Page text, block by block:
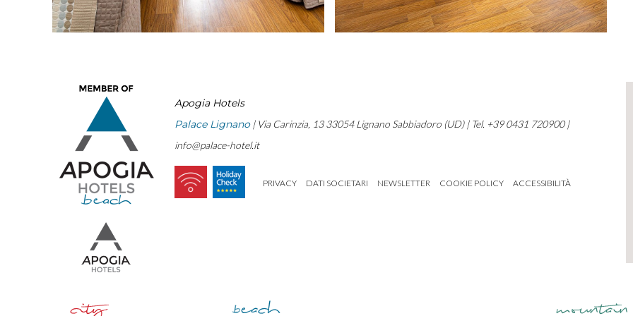
Apogia Hotels
Palace Lignano| Via Carinzia, 13 33054 Lignano Sabbiadoro (UD) | Tel. +39 0431 720900 |
info@palace-hotel.it
PRIVACY DATI SOCIETARI NEWSLETTER COOKIE POLICY ACCESSIBILITÀ